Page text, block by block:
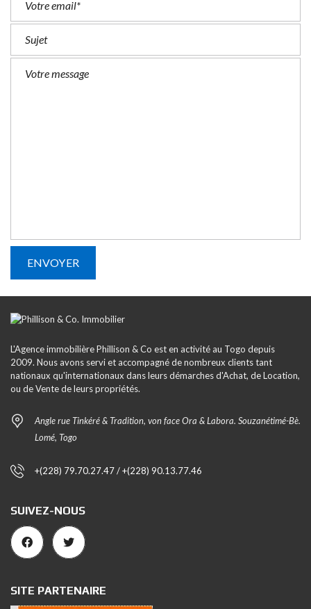
L'Agence immobilière Phillison & Co est en activité au Togo depuis
2009. Nous avons servi et accompagné de nombreux clients tant
nationaux qu'internationaux dans leurs démarches d'Achat, de Location,
ou de Vente de leurs propriétés.
Angle rue Tinkéré & Tradition, von face Ora & Labora. Souzanétimé-Bè.
Lomé, Togo
+(228) 79.70.27.47 / +(228) 90.13.77.46
SUIVEZ-NOUS
SITE PARTENAIRE